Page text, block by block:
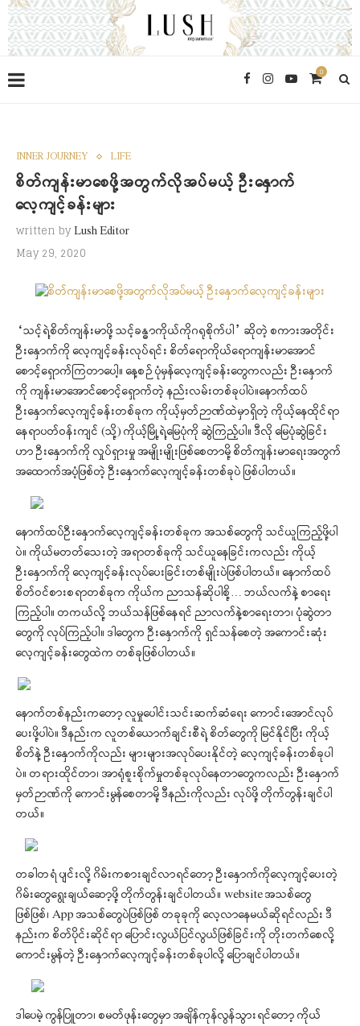
0
INNER JOURNEY LIFE
စိတ်ကျန်းမာစေဖို့အတွက်လိုအပ်မယ့် ဦးနှောက်
လေ့ကျင့်ခန်းများ
written byLush Editor
May 29, 2020
“သင့်ရဲ့စိတ်ကျန်းမာဖို့ သင့်ခန္ဓာကိုယ်ကိုဂရုစိုက်ပါ” ဆိုတဲ့ စကားအတိုင်း
ဦးနှောက်ကို လေ့ကျင့်ခန်းလုပ်ရင်း စိတ်ရောကိုယ်ရောကျန်းမာအောင်
စောင့်ရှောက်ကြတာပေါ့။ နေ့စဉ် ပုံမှန်လေ့ကျင့်ခန်းတွေကလည်း ဦးနှောက်
ကို ကျန်းမာအောင်စောင့်ရှောက်တဲ့ နည်းလမ်းတစ်ခုပါပဲ။နောက်ထပ်
ဦးနှောက်လေ့ကျင့်ခန်းတစ်ခုက ကိုယ့်မှတ်ဉာဏ်ထဲမှာရှိတဲ့ ကိုယ့်နေထိုင်ရာ
နေရာပတ်ဝန်းကျင် (သို့) ကိုယ့်မြို့ရဲ့မြေပုံကို ဆွဲကြည့်ပါ။ ဒီလို မြေပုံဆွဲခြင်း
ဟာ ဦးနှောက်ကို လှုပ်ရှားမှု အမျိုးမျိုးဖြစ်စေတာမို့ စိတ်ကျန်းမာရေးအတွက်
အထောက်အပံ့ဖြစ်တဲ့ ဦးနှောက်လေ့ကျင့်ခန်းတစ်ခုပဲ ဖြစ်ပါတယ်။
နောက်ထပ်ဦးနှောက်လေ့ကျင့်ခန်းတစ်ခုက အသစ်တွေကို သင်ယူကြည့်ဖို့ပါ
ပဲ။ ကိုယ်မတတ်သေးတဲ့ အရာတစ်ခုကို သင်ယူနေခြင်းကလည်း ကိုယ့်
ဦးနှောက်ကို လေ့ကျင့်ခန်းလုပ်ပေးခြင်းတစ်မျိုးပဲဖြစ်ပါတယ်။ နောက်ထပ်
စိတ်ဝင်စားစရာတစ်ခုက ကိုယ်က ညာသန်ဆိုပါစို့… ဘယ်လက်နဲ့ စာရေး
ကြည့်ပါ။ တကယ်လို့ ဘယ်သန်ဖြစ်နေရင် ညာလက်နဲ့စာရေးတာ၊ ပုံဆွဲတာ
တွေကို လုပ်ကြည့်ပါ။ ဒါတွေက ဦးနှောက်ကို ရှင်သန်စေတဲ့ အကောင်းဆုံး
လေ့ကျင့်ခန်းတွေထဲက တစ်ခုဖြစ်ပါတယ်။
နောက်တစ်နည်းကတော့ လူမှုပေါင်းသင်းဆက်ဆံရေး ကောင်းအောင်လုပ်
ပေးဖို့ပါပဲ။ ဒီနည်းက လူတစ်ယောက်ချင်းစီရဲ့ စိတ်တွေကို မြင်နိုင်ပြီး ကိုယ့်
စိတ်နဲ့ ဦးနှောက်ကိုလည်း များများအလုပ်ပေးနိုင်တဲ့ လေ့ကျင့်ခန်းတစ်ခုပါ
ပဲ။ တရားထိုင်တာ၊ အာရုံစူးစိုက်မှုတစ်ခုလုပ်နေတာတွေကလည်း ဦးနှောက်
မှတ်ဉာဏ်ကို ကောင်းမွန်စေတာမို့ ဒီနည်းကိုလည်း လုပ်ဖို့ တိုက်တွန်းချင်ပါ
တယ်။
တခါတရံ ပျင်းလို့ ဂိမ်းကစားချင်လာရင်တော့ ဦးနှောက်ကိုလေ့ကျင့်ပေးတဲ့
ဂိမ်းတွေရွေးချယ်ဆော့ဖို့ တိုက်တွန်းချင်ပါတယ်။ website အသစ်တွေ
ဖြစ်ဖြစ်၊ App အသစ်တွေပဲဖြစ်ဖြစ် တခုခုကို လေ့လာနေမယ်ဆိုရင်လည်း ဒီ
နည်းက စိတ်ပိုင်းဆိုင်ရာ ပြောင်းလွယ်ပြင်လွယ်ဖြစ်ခြင်းကို တိုးတက်စေလို့
ကောင်းမွန်တဲ့ ဦးနှောက်လေ့ကျင့်ခန်းတစ်ခုပါလို့ ပြောချင်ပါတယ်။
ဒါပေမဲ့ ကွန်ပြူတာ၊ စမတ်ဖုန်းတွေမှာ အချိန်ကုန်လွန်သွားရင်တော့ ကိုယ်